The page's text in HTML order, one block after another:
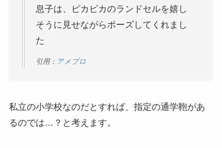
息子は、ピカピカのランドセルを嬉し
そうに見せながらポーズしてくれまし
た
引用： アメブロ
私立の小学校なのだとすれば、指定の通学鞄があ
るのでは…？と考えます。